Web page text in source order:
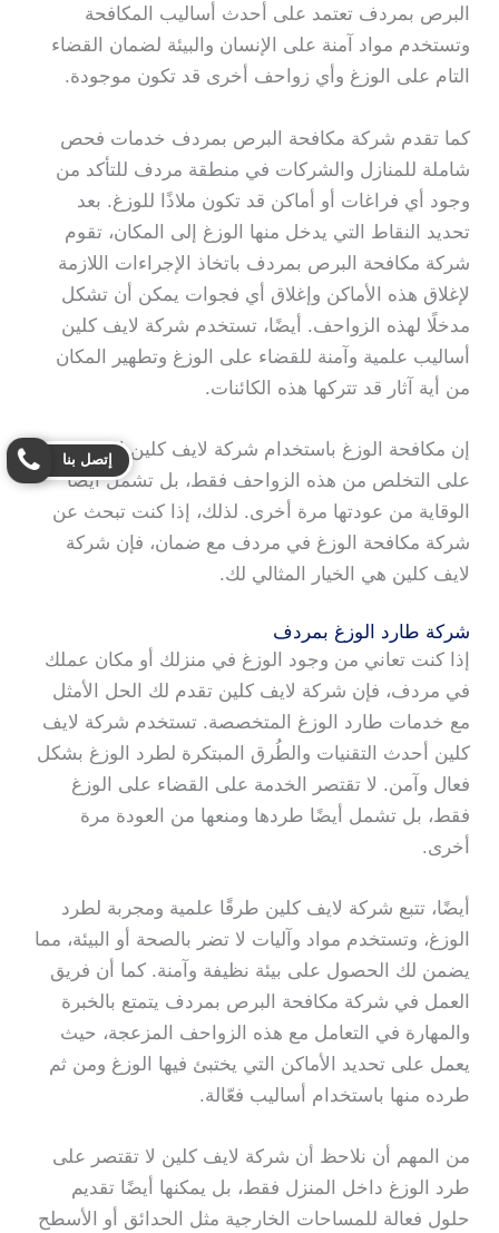
البرص بمردف تعتمد على أحدث أساليب المكافحة
وتستخدم مواد آمنة على الإنسان والبيئة لضمان القضاء
التام على الوزغ وأي زواحف أخرى قد تكون موجودة.
كما تقدم شركة مكافحة البرص بمردف خدمات فحص
شاملة للمنازل والشركات في منطقة مردف للتأكد من
وجود أي فراغات أو أماكن قد تكون ملاذًا للوزغ. بعد
تحديد النقاط التي يدخل منها الوزغ إلى المكان، تقوم
شركة مكافحة البرص بمردف باتخاذ الإجراءات اللازمة
لإغلاق هذه الأماكن وإغلاق أي فجوات يمكن أن تشكل
مدخلًا لهذه الزواحف. أيضًا، تستخدم شركة لايف كلين
أساليب علمية وآمنة للقضاء على الوزغ وتطهير المكان
من أية آثار قد تتركها هذه الكائنات.
إن مكافحة الوزغ باستخدام شركة لايف كلين لا تقتصر
على التخلص من هذه الزواحف فقط، بل تشمل أيضًا
الوقاية من عودتها مرة أخرى. لذلك، إذا كنت تبحث عن
شركة مكافحة الوزغ في مردف مع ضمان، فإن شركة
لايف كلين هي الخيار المثالي لك.
شركة طارد الوزغ بمردف
إذا كنت تعاني من وجود الوزغ في منزلك أو مكان عملك
في مردف، فإن شركة لايف كلين تقدم لك الحل الأمثل
مع خدمات طارد الوزغ المتخصصة. تستخدم شركة لايف
كلين أحدث التقنيات والطُرق المبتكرة لطرد الوزغ بشكل
فعال وآمن. لا تقتصر الخدمة على القضاء على الوزغ
فقط، بل تشمل أيضًا طردها ومنعها من العودة مرة
أخرى.
أيضًا، تتبع شركة لايف كلين طرقًا علمية ومجربة لطرد
الوزغ، وتستخدم مواد وآليات لا تضر بالصحة أو البيئة، مما
يضمن لك الحصول على بيئة نظيفة وآمنة. كما أن فريق
العمل في شركة مكافحة البرص بمردف يتمتع بالخبرة
والمهارة في التعامل مع هذه الزواحف المزعجة، حيث
يعمل على تحديد الأماكن التي يختبئ فيها الوزغ ومن ثم
طرده منها باستخدام أساليب فعّالة.
من المهم أن نلاحظ أن شركة لايف كلين لا تقتصر على
طرد الوزغ داخل المنزل فقط، بل يمكنها أيضًا تقديم
حلول فعالة للمساحات الخارجية مثل الحدائق أو الأسطح
إتصل بنا